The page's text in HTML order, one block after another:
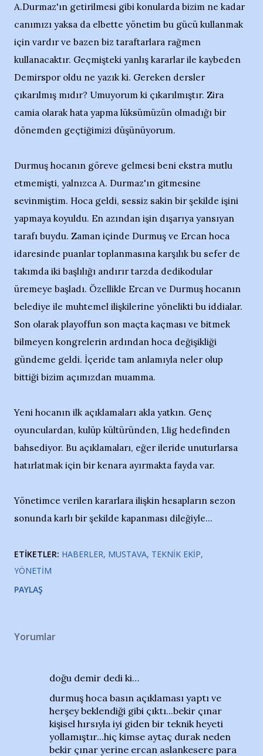
A.Durmaz'ın getirilmesi gibi konularda bizim ne kadar
canımızı yaksa da elbette yönetim bu gücü kullanmak
için vardır ve bazen biz taraftarlara rağmen
kullanacaktır. Geçmişteki yanlış kararlar ile kaybeden
Demirspor oldu ne yazık ki. Gereken dersler
çıkarılmış mıdır? Umuyorum ki çıkarılmıştır. Zira
camia olarak hata yapma lüksümüzün olmadığı bir
dönemden geçtiğimizi düşünüyorum.
Durmuş hocanın göreve gelmesi beni ekstra mutlu
etmemişti, yalnızca A. Durmaz'ın gitmesine
sevinmiştim. Hoca geldi, sessiz sakin bir şekilde işini
yapmaya koyuldu. En azından işin dışarıya yansıyan
tarafı buydu. Zaman içinde Durmuş ve Ercan hoca
idaresinde puanlar toplanmasına karşılık bu sefer de
takımda iki başlılığı andırır tarzda dedikodular
üremeye başladı. Özellikle Ercan ve Durmuş hocanın
belediye ile muhtemel ilişkilerine yönelikti bu iddialar.
Son olarak playoffun son maçta kaçması ve bitmek
bilmeyen kongrelerin ardından hoca değişikliği
gündeme geldi. İçeride tam anlamıyla neler olup
bittiği bizim açımızdan muamma.
Yeni hocanın ilk açıklamaları akla yatkın. Genç
oyunculardan, kulüp kültüründen, 1.lig hedefinden
bahsediyor. Bu açıklamaları, eğer ileride unuturlarsa
hatırlatmak için bir kenara ayırmakta fayda var.
Yönetimce verilen kararlara ilişkin hesapların sezon
sonunda karlı bir şekilde kapanması dileğiyle...
ETIKETLER: HABERLER MUSTAVA TEKNIK EKIP
YÖNETIM
PAYLAŞ
Yorumlar
doğu demir dedi ki…
durmuş hoca basın açıklaması yaptı ve
herşey beklendiği gibi çıktı...bekir çınar
kişisel hırsıyla iyi giden bir teknik heyeti
yollamıştır...hiç kimse aytaç durak neden
bekir çınar yerine ercan aslankesere para